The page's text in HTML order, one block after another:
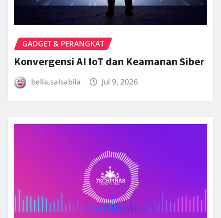
GADGET & PERANGKAT
Konvergensi AI IoT dan Keamanan Siber
bella.salsabila Jul 9, 2026